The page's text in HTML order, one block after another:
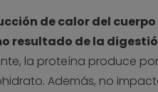
de calor del
resultado de la
la proteína produce
Además, no